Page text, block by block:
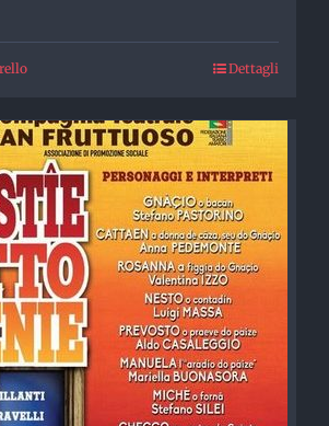
Dettagli